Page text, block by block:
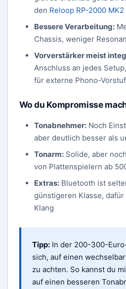
den Reloop RP-2000 MK2
Bessere Verarbeitung:
Chassis, weniger
Vorverstärker meist
Anschluss an jedes
für externe Phono-
Wo du Kompromisse
Tonabnehmer:Noch
aber deutlich besser als
Tonarm:Solide, aber
von Plattenspielern ab
Extras:Bluetooth ist
günstigeren Klasse,
Klang
Tipp: In der 200-300-
sich, auf einen
zu achten. So kannst du
auf einen besseren